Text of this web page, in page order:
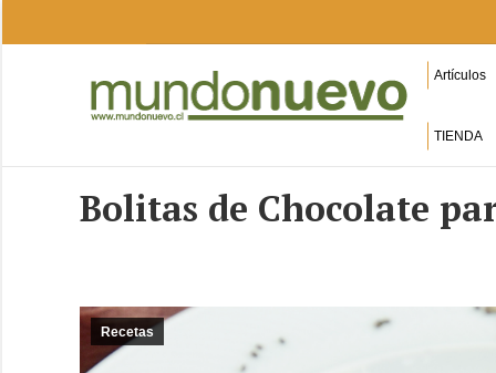
Artículos
TIENDA
Bolitas de Chocolate
Recetas